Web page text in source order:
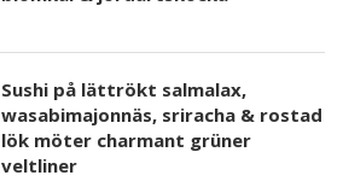
Sushi på lättrökt salmalax,
wasabimajonnäs, sriracha & rostad
lök möter charmant grüner
veltliner